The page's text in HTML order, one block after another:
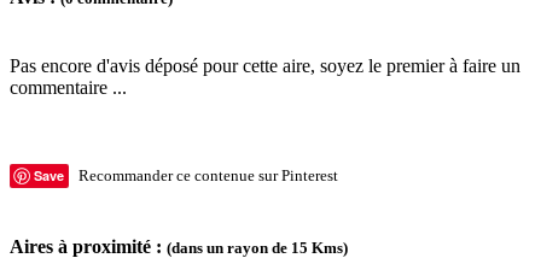
Pas encore d'avis déposé pour cette aire, soyez le premier à faire un
commentaire ...
Save Recommander ce contenue sur Pinterest
Aires à proximité : (dans un rayon de 15 Kms)